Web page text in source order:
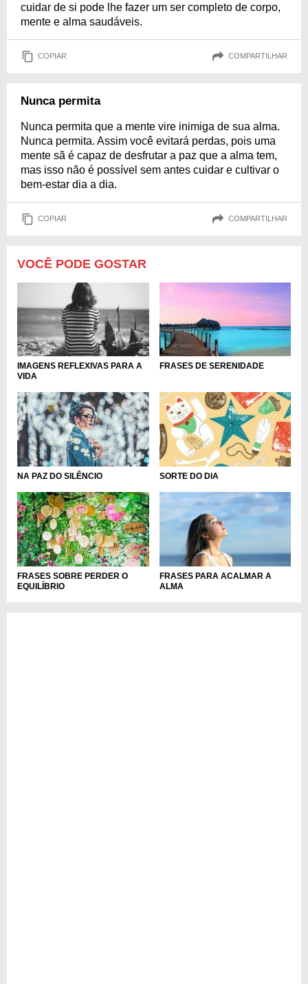
cuidar de si pode lhe fazer um ser completo de corpo,
mente e alma saudáveis.
COPIAR COMPARTILHAR
Nunca permita
Nunca permita que a mente vire inimiga de sua alma.
Nunca permita. Assim você evitará perdas, pois uma
mente sã é capaz de desfrutar a paz que a alma tem,
mas isso não é possível sem antes cuidar e cultivar o
bem-estar dia a dia.
COPIAR COMPARTILHAR
VOCÊ PODE GOSTAR
IMAGENS REFLEXIVAS PARA A
VIDA
FRASES DE SERENIDADE
NA PAZ DO SILÊNCIO SORTE DO DIA
FRASES SOBRE PERDER O
EQUILÍBRIO
FRASES PARA ACALMAR A
ALMA